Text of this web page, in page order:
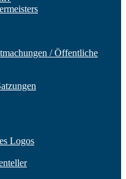
/ Öffentliche
Logos